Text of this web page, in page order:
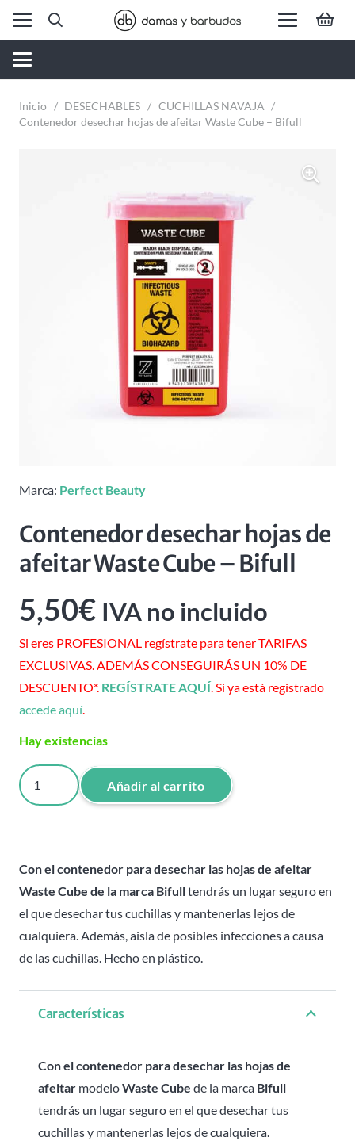
Inicio / DESECHABLES / CUCHILLAS NAVAJA /
Contenedor desechar hojas de afeitar Waste Cube – Bifull
Marca: Perfect Beauty
Contenedor desechar hojas de
afeitar Waste Cube – Bifull
5,50€ IVA no incluido
Si eres PROFESIONAL regístrate para tener TARIFAS
EXCLUSIVAS. ADEMÁS CONSEGUIRÁS UN 10% DE
DESCUENTO*. REGÍSTRATE AQUÍ. Si ya está registrado
accede aquí.
Hay existencias
Contenedor
desechar
afeitar
Waste
Cube
Bifull
Añadir al carrito
Con el contenedor para desechar las hojas de afeitar
Waste Cube de la marca Bifulltendrás un lugar seguro en
el que desechar tus cuchillas y mantenerlas lejos de
cualquiera. Además, aisla de posibles infecciones a causa
de las cuchillas. Hecho en plástico.
Características
Con el contenedor para desechar las hojas de
afeitar modeloWaste Cube de la marca Bifull
tendrás un lugar seguro en el que desechar tus
cuchillas y mantenerlas lejos de cualquiera.